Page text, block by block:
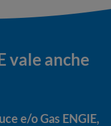
vale anche
e/o Gas ENGIE,